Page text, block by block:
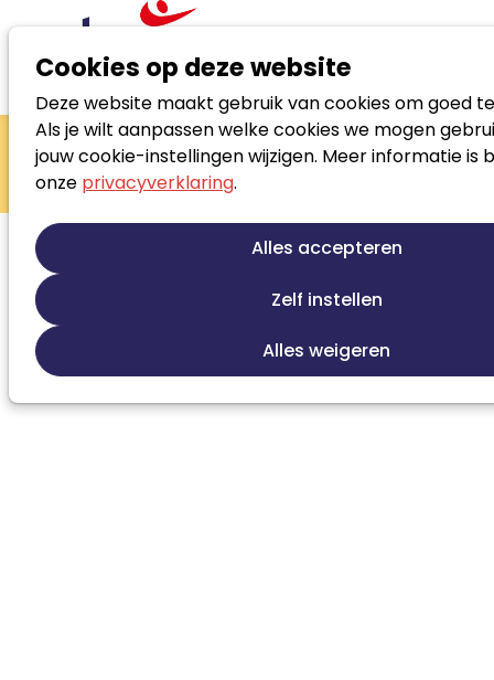
Cookies op deze website
Deze website maakt gebruik van cookies om goed
Als je wilt aanpassen welke cookies we mogen
jouw cookie-instellingen wijzigen. Meer informatie is
onze privacyverklaring.
Alles accepteren
Zelf instellen
Alles weigeren
Zoek loopbaanspecialist
Tonny Haarman
Jobcoaching Re-integratie
Contact
Van Marumstraat 21 B 1098 RN AMSTERDAM